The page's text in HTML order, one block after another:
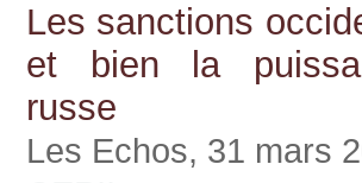
Les sanctions
et bien la
russe
Les Echos, 31 mars